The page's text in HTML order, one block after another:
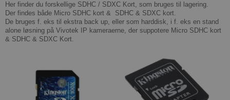
Her finder du forskellige SDHC / SDXC Kort, som bruges til lagering.
Der findes både Micro SDHC kort & SDHC & SDXC kort.
De bruges f. eks til ekstra back up, eller som harddisk, i f. eks en stand
alone løsning på Vivotek IP kameraerne, der suppotere Micro SDHC kort
& SDHC & SDXC Kort.